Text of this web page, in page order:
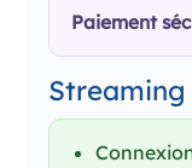
Paiement